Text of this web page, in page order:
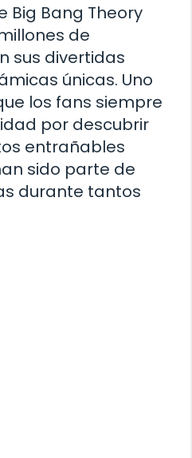
Big Bang Theory
de
sus divertidas
únicas. Uno
los fans siempre
por descubrir
entrañables
sido parte de
durante tantos